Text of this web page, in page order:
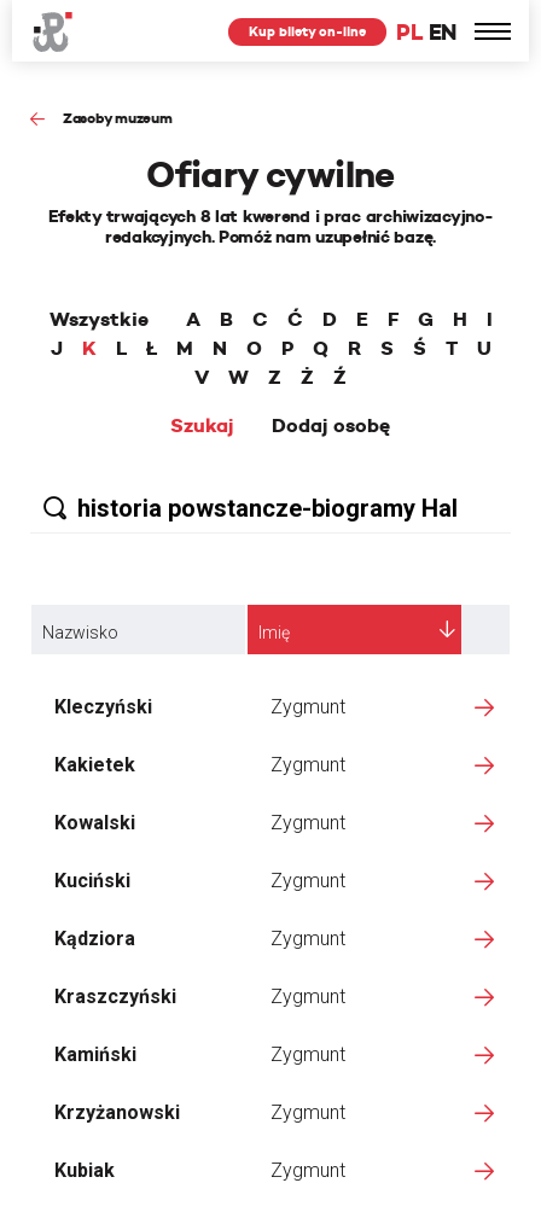
PL EN
Kup bilety on-line
Zasoby muzeum
Ofiary cywilne
Efekty trwających 8 lat kwerend i prac archiwizacyjno-
redakcyjnych. Pomóż nam uzupełnić bazę.
Wszystkie A B C Ć D E F G H
I
J
K L Ł M N O P Q R S Ś T
U
V
W Z Ż
Ź
Szukaj
Dodaj osobę
Nazwisko Imię
Kleczyński Zygmunt
Kakietek Zygmunt
Kowalski Zygmunt
Kuciński Zygmunt
Kądziora Zygmunt
Kraszczyński Zygmunt
Kamiński Zygmunt
Krzyżanowski Zygmunt
Kubiak Zygmunt